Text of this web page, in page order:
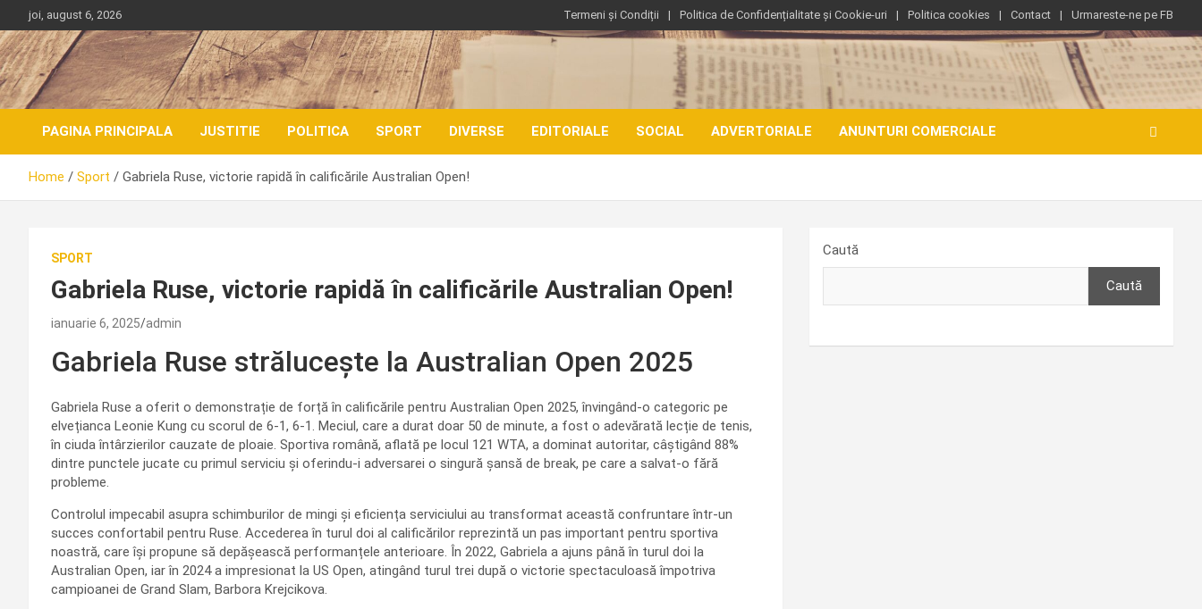
to
content
joi, august 6, 2026 Termeni și Condiții Politica de Confidențialitate și Cookie-uri Politica cookies Contact Urmareste-ne pe FB
PAGINA PRINCIPALA JUSTITIE POLITICA SPORT DIVERSE EDITORIALE SOCIAL ADVERTORIALE ANUNTURI COMERCIALE
Home Sport Gabriela Ruse, victorie rapidă în calificările Australian Open!
SPORT
Gabriela Ruse, victorie rapidă în calificările Australian Open!
ianuarie 6, 2025 admin
Gabriela Ruse strălucește la Australian Open 2025
Gabriela Ruse a oferit o demonstrație de forță în calificările pentru Australian Open 2025, învingând-o categoric pe
elvețianca Leonie Kung cu scorul de 6-1, 6-1. Meciul, care a durat doar 50 de minute, a fost o adevărată lecție de tenis,
în ciuda întârzierilor cauzate de ploaie. Sportiva română, aflată pe locul 121 WTA, a dominat autoritar, câștigând 88%
dintre punctele jucate cu primul serviciu și oferindu-i adversarei o singură șansă de break, pe care a salvat-o fără
probleme.
Controlul impecabil asupra schimburilor de mingi și eficiența serviciului au transformat această confruntare într-un
succes confortabil pentru Ruse. Accederea în turul doi al calificărilor reprezintă un pas important pentru sportiva
noastră, care își propune să depășească performanțele anterioare. În 2022, Gabriela a ajuns până în turul doi la
Australian Open, iar în 2024 a impresionat la US Open, atingând turul trei după o victorie spectaculoasă împotriva
campioanei de Grand Slam, Barbora Krejcikova.
Caută
Caută